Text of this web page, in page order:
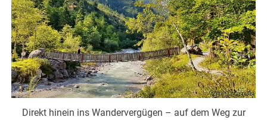
Direkt hinein ins Wandervergügen – auf dem Weg zur